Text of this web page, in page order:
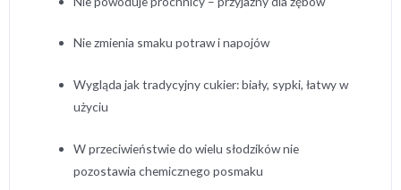
Nie zmienia smaku potraw i napojów
Wygląda jak tradycyjny cukier: biały, sypki, łatwy w
użyciu
W przeciwieństwie do wielu słodzików nie
pozostawia chemicznego posmaku